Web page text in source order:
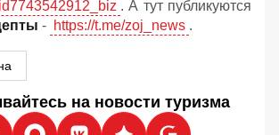
. А тут публикуются
- https://t.me/zoj_news .
на новости туризма